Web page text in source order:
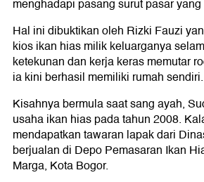
menghadapi pasang surut pasar
Hal ini dibuktikan oleh Rizki Fauzi
kios ikan hias milik keluarganya
ketekunan dan kerja keras memutar
ia kini berhasil memiliki rumah sendiri.
Kisahnya bermula saat sang ayah,
usaha ikan hias pada tahun 2008.
mendapatkan tawaran lapak dari
berjualan di Depo Pemasaran Ikan
Marga, Kota Bogor.